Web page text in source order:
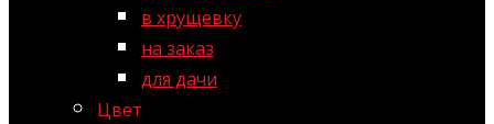
в хрущевку
на заказ
для дачи
Цвет